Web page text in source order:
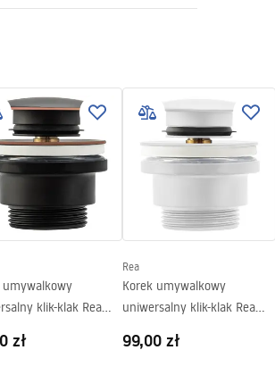
umywalkowy
klik-klak Rea
zł
Rea
Korek umywalkowy
uniwersalny klik-klak Rea
99,00 zł